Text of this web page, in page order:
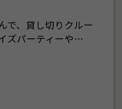
で、貸し切りクルー
ズパーティーや…